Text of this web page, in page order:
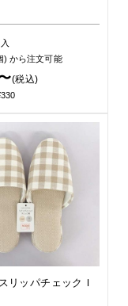
) から注文可能
(税込)
リッパチェックＩ